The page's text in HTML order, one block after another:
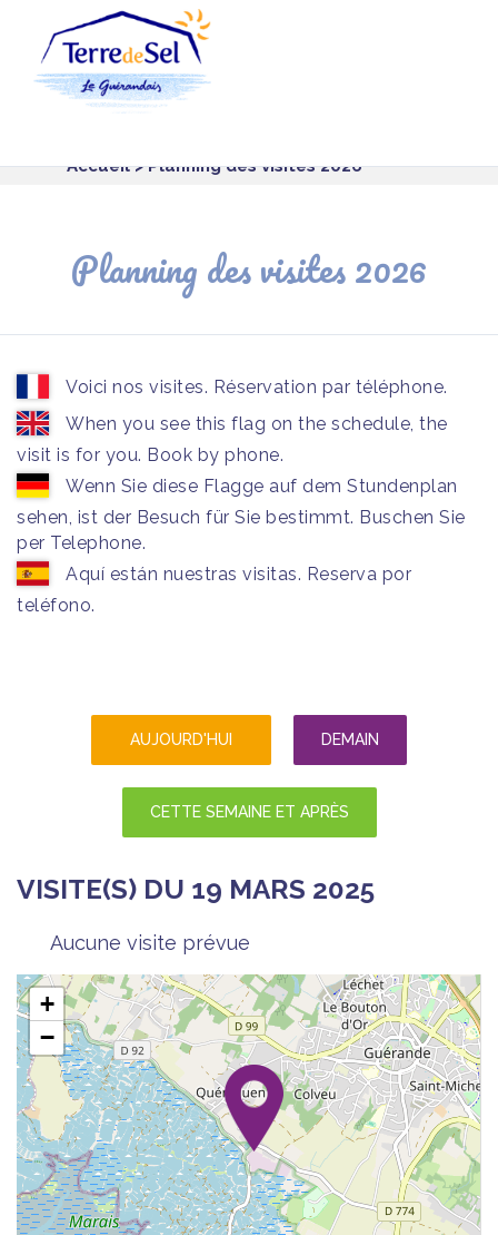
Accueil> Planning des visites 2026
Planning des visites 2026
Voici nos visites. Réservation par téléphone.
When you see this flag on the schedule, the
visit is for you. Book by phone.
Wenn Sie diese Flagge auf dem Stundenplan
sehen, ist der Besuch für Sie bestimmt. Buschen Sie
per Telephone.
Aquí están nuestras visitas. Reserva por
teléfono.
AUJOURD'HUI DEMAIN
CETTE SEMAINE ET APRÈS
VISITE(S) DU 19 MARS 2025
Aucune visite prévue
+
−
Panneau de gestion des cookies